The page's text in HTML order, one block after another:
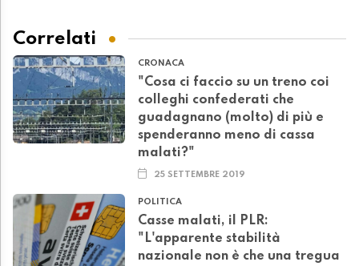
Correlati
CRONACA
"Cosa ci faccio su un treno coi
colleghi confederati che
guadagnano (molto) di più e
spenderanno meno di cassa
malati?"
25 SETTEMBRE 2019
POLITICA
Casse malati, il PLR:
"L'apparente stabilità
nazionale non è che una tregua